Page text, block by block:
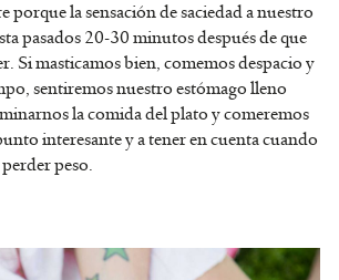
porque la sensación de saciedad a nuestro
pasados 20-30 minutos después de que
Si masticamos bien, comemos despacio y
sentiremos nuestro estómago lleno
la comida del plato y comeremos
interesante y a tener en cuenta cuando
peso.